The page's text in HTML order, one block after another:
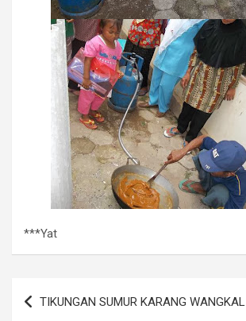
***Yat
Navigasi
pos
TIKUNGAN SUMUR KARANG WANGKAL